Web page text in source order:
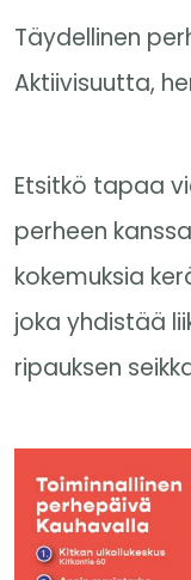
Täydellinen
Aktiivisuutta,
Etsitkö tapaa
perheen
kokemuksia
joka yhdistää
ripauksen